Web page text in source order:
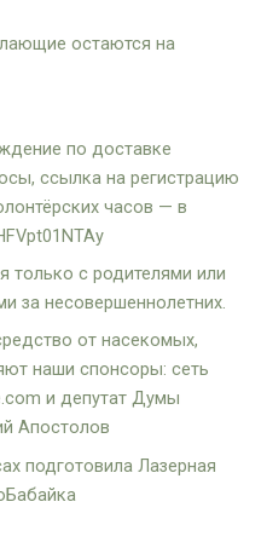
остаются на
по доставке
ссылка на регистрацию
часов — в
только с родителями или
за несовершеннолетних.
от насекомых,
наши спонсоры: сеть
и депутат Думы
Апостолов
подготовила Лазерная